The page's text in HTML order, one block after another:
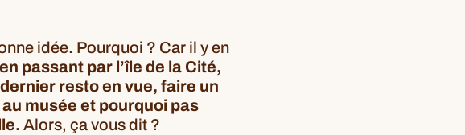
idée. Pourquoi ? Car il y en
passant par l’île de la Cité,
resto en vue, faire un
musée et pourquoi pas
Alors, ça vous dit ?